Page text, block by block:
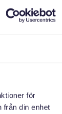
för
från din enhet